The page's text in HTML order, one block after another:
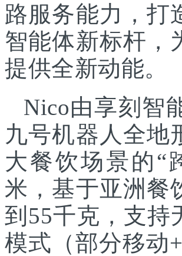
路服务能力，打
智能体新标杆，
提供全新动能。
Nico由享刻智
九号机器人全地
大餐饮场景的“
米，基于亚洲餐
到55千克，支持
模式（部分移动